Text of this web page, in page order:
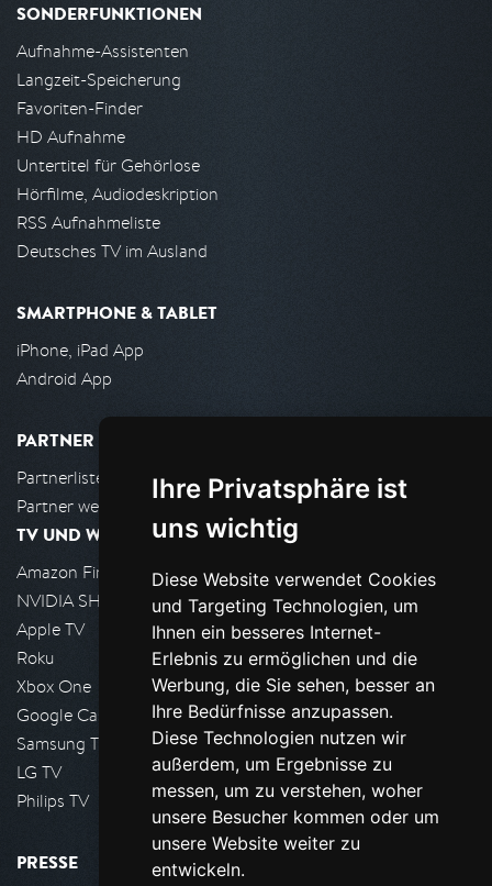
Ihre Privatsphäre ist
uns wichtig
Diese Website verwendet Cookies
und Targeting Technologien, um
Ihnen ein besseres Internet-
Erlebnis zu ermöglichen und die
Werbung, die Sie sehen, besser an
Ihre Bedürfnisse anzupassen.
Diese Technologien nutzen wir
außerdem, um Ergebnisse zu
messen, um zu verstehen, woher
unsere Besucher kommen oder um
unsere Website weiter zu
entwickeln.
SONDERFUNKTIONEN
Aufnahme-Assistenten
Langzeit-Speicherung
Favoriten-Finder
HD Aufnahme
Untertitel für Gehörlose
Hörfilme, Audiodeskription
RSS Aufnahmeliste
Deutsches TV im Ausland
SMARTPHONE & TABLET
iPhone, iPad App
Android App
PARTNER
Partnerliste
Partner werden
TV UND WOHNZIMMER
Amazon FireTV
NVIDIA SHIELD, Google TV
Apple TV
Roku
Xbox One
Google Cast
Samsung TV
LG TV
Philips TV
PRESSE